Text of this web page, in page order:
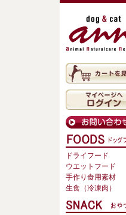
ドライフード
ウエットフード
手作り食用素材
生食（冷凍肉）